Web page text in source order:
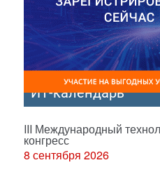
ИТ-календарь
III Международный
конгресс
8 сентября 2026